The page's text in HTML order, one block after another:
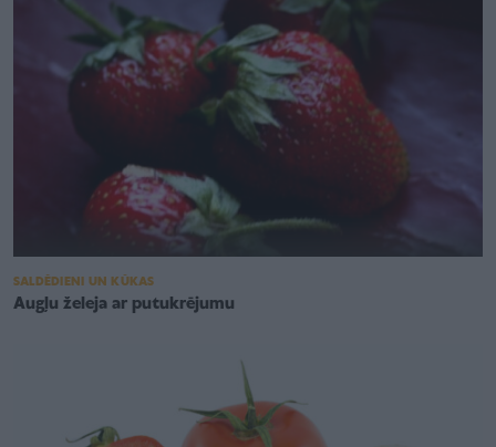
SALDĒDIENI UN KŪKAS
Augļu želeja ar putukrējumu